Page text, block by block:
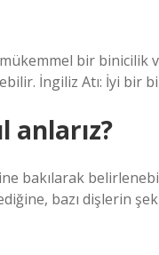
bir binicilik
İngiliz Atı: İyi bir
anlarız?
bakılarak
bazı dişlerin